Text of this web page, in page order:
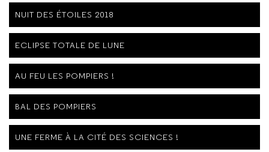
NUIT DES ÉTOILES 2018
ECLIPSE TOTALE DE LUNE
AU FEU LES POMPIERS !
BAL DES POMPIERS
UNE FERME À LA CITÉ DES SCIENCES !